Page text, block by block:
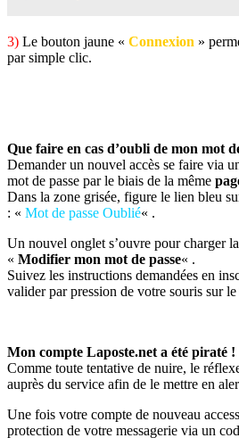
3) Le bouton jaune « Connexion »
par simple clic.
Que faire en cas d’oubli de mon mot
Demander un nouvel accès se faire via
mot de passe par le biais de la même
Dans la zone grisée, figure le lien bleu
: « Mot de passe Oublié« .
Un nouvel onglet s’ouvre pour charger
« Modifier mon mot de passe« .
Suivez les instructions demandées en
valider par pression de votre souris sur
Mon compte Laposte.net a été piraté !
Comme toute tentative de nuire, le
auprès du service afin de le mettre en
Une fois votre compte de nouveau
protection de votre messagerie via un